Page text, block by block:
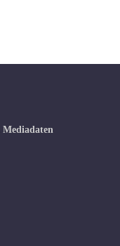
Mediadaten